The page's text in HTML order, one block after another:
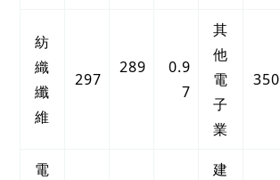
紡
織
纖
維
297
289
0.9
7
其
他
電
子
業
350
電
建